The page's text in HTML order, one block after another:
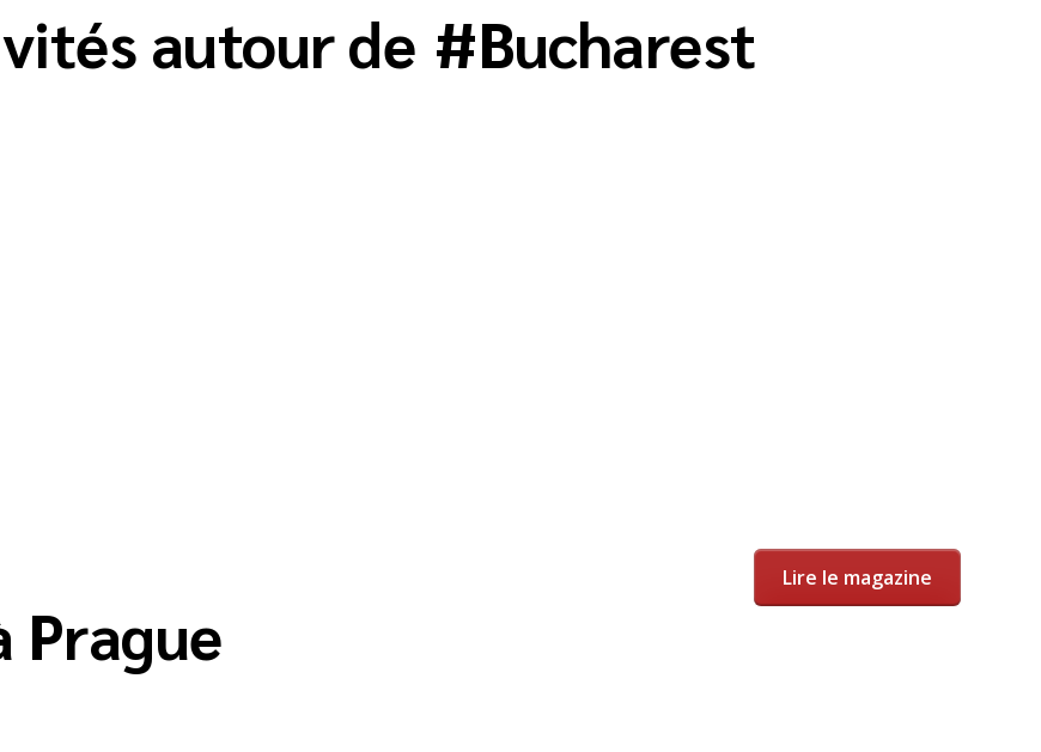
autour de #Bucharest
Prague
Lire le magazine